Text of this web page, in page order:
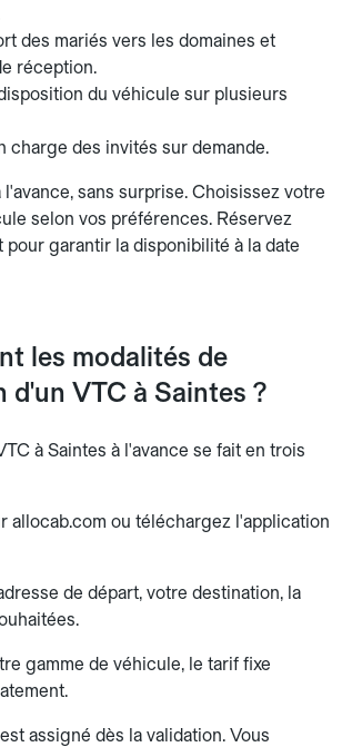
des mariés vers les domaines et
réception.
du véhicule sur plusieurs
charge des invités sur demande.
l'avance, sans surprise. Choisissez votre
selon vos préférences. Réservez
pour garantir la disponibilité à la date
les modalités de
d'un VTC à Saintes ?
à Saintes à l'avance se fait en trois
allocab.com ou téléchargez l'application
de départ, votre destination, la
gamme de véhicule, le tarif fixe
assigné dès la validation. Vous